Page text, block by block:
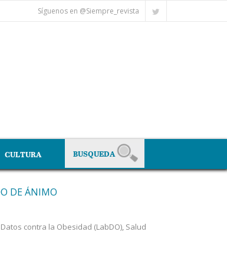
Síguenos en @Siempre_revista
CULTURA
DE ÁNIMO
contra la Obesidad (LabDO), Salud